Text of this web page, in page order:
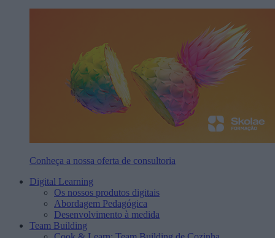
Conheça a nossa oferta de consultoria
Digital Learning
Os nossos produtos digitais
Abordagem Pedagógica
Desenvolvimento à medida
Team Building